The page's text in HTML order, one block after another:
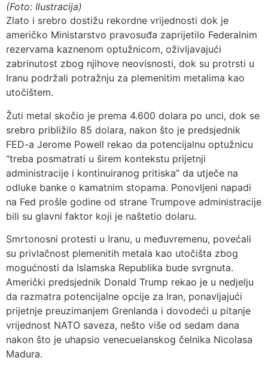
(Foto: Ilustracija)
Zlato i srebro dostižu rekordne vrijednosti dok je
američko Ministarstvo pravosuđa zaprijetilo Federalnim
rezervama kaznenom optužnicom, oživljavajući
zabrinutost zbog njihove neovisnosti, dok su protrsti u
Iranu podržali potražnju za plemenitim metalima kao
utočištem.
Žuti metal skočio je prema 4.600 dolara po unci, dok se
srebro približilo 85 dolara, nakon što je predsjednik
FED-a Jerome Powell rekao da potencijalnu optužnicu
“treba posmatrati u širem kontekstu prijetnji
administracije i kontinuiranog pritiska” da utječe na
odluke banke o kamatnim stopama. Ponovljeni napadi
na Fed prošle godine od strane Trumpove administracije
bili su glavni faktor koji je naštetio dolaru.
Smrtonosni protesti u Iranu, u međuvremenu, povećali
su privlačnost plemenitih metala kao utočišta zbog
mogućnosti da Islamska Republika bude svrgnuta.
Američki predsjednik Donald Trump rekao je u nedjelju
da razmatra potencijalne opcije za Iran, ponavljajući
prijetnje preuzimanjem Grenlanda i dovodeći u pitanje
vrijednost NATO saveza, nešto više od sedam dana
nakon što je uhapsio venecuelanskog čelnika Nicolasa
Madura.